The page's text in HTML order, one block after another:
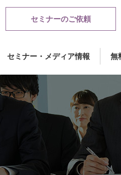
セミナーのご依頼
セミナー・メディア情報 無